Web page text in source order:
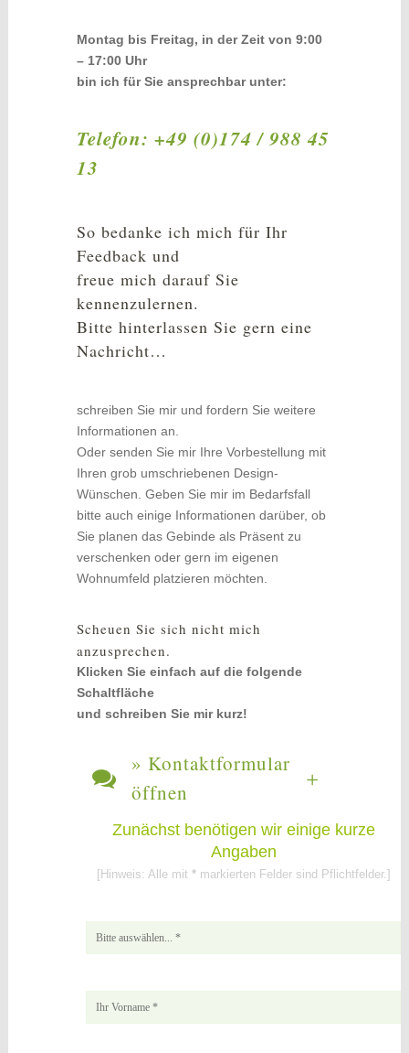
Montag bis Freitag, in der Zeit von 9:00
– 17:00 Uhr
bin ich für Sie ansprechbar unter:
Telefon: +49 (0)174 / 988 45
13
So bedanke ich mich für Ihr
Feedback und
freue mich darauf Sie
kennenzulernen.
Bitte hinterlassen Sie gern eine
Nachricht…
schreiben Sie mir und fordern Sie weitere
Informationen an.
Oder senden Sie mir Ihre Vorbestellung mit
Ihren grob umschriebenen Design-
Wünschen. Geben Sie mir im Bedarfsfall
bitte auch einige Informationen darüber, ob
Sie planen das Gebinde als Präsent zu
verschenken oder gern im eigenen
Wohnumfeld platzieren möchten.
Scheuen Sie sich nicht mich
anzusprechen.
Klicken Sie einfach auf die folgende
Schaltfläche
und schreiben Sie mir kurz!
» Kontaktformular
öffnen
Zunächst benötigen wir einige kurze
Angaben
[Hinweis: Alle mit *markierten Felder sind Pflichtfelder.]